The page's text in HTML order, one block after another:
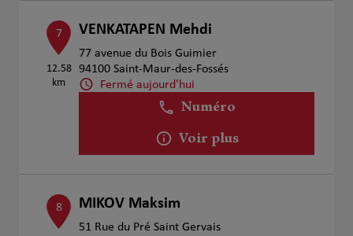
7
12.58
km
VENKATAPEN Mehdi
77 avenue du Bois Guimier
94100 Saint-Maur-des-Fossés
Fermé aujourd'hui
Numéro
Voir plus
8 MIKOV Maksim
51 Rue du Pré Saint Gervais